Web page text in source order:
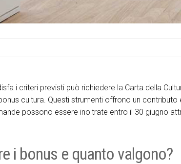
i criteri previsti può richiedere la Carta della
cultura. Questi strumenti offrono un
possono essere inoltrate entro il 30 giugno
i bonus e quanto valgono?